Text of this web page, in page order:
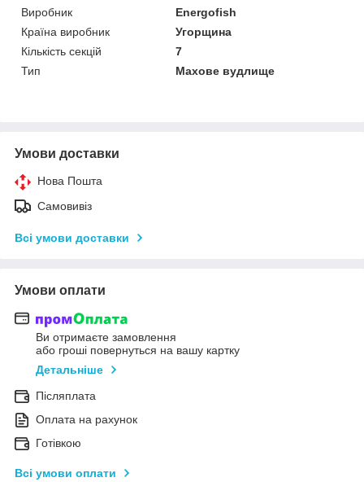
Виробник
Energofish
Країна виробник
Угорщина
Кількість секцій
7
Тип
Махове вудлище
Умови доставки
Нова Пошта
Самовивіз
Всі умови доставки
Умови оплати
Ви отримаєте замовлення
або гроші повернуться на вашу картку
Детальніше
Післяплата
Оплата на рахунок
Готівкою
Всі умови оплати